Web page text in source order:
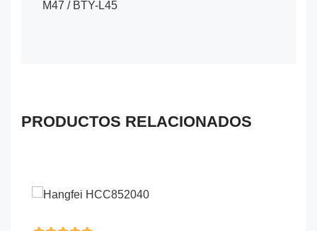
M47 / BTY-L45
PRODUCTOS RELACIONADOS